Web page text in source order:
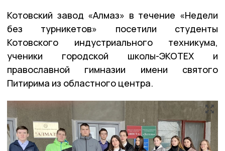
Котовский завод «Алмаз» в течение «Недели
без турникетов» посетили студенты
Котовского индустриального техникума,
ученики городской школы-ЭКОТЕХ и
православной гимназии имени святого
Питирима из областного центра.